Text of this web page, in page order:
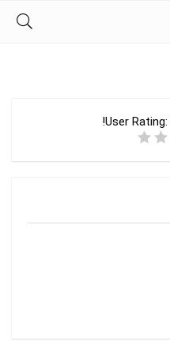
User Rating: